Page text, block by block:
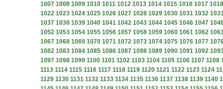
1007 1008 1009 1010 1011 1012 1013 1014 1015 1016 1017 1018
1022 1023 1024 1025 1026 1027 1028 1029 1030 1031 1032
1037 1038 1039 1040 1041 1042 1043 1044 1045 1046 1047
1052 1053 1054 1055 1056 1057 1058 1059 1060 1061 1062
1067 1068 1069 1070 1071 1072 1073 1074 1075 1076 1077
1082 1083 1084 1085 1086 1087 1088 1089 1090 1091 1092
1097 1098 1099 1100 1101 1102 1103 1104 1105 1106 1107 1108
1113 1114 1115 1116 1117 1118 1119 1120 1121 1122 1123 1124
1129 1130 1131 1132 1133 1134 1135 1136 1137 1138 1139 1140